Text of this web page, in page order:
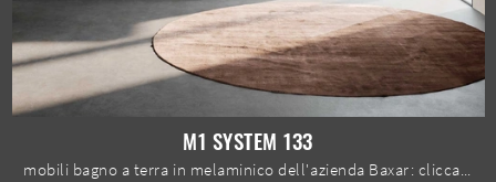
M1 SYSTEM 133
mobili bagno a terra in melaminico dell'azienda Baxar: clicca e scopri l'arredo bagno moderno M1 System 133 per il bagno di casa.